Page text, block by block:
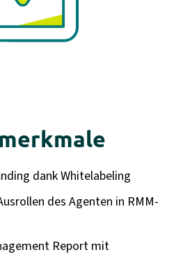
dank Whitelabeling
des Agenten in RMM-
Report mit